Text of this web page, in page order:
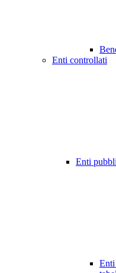
Enti controllati
Enti